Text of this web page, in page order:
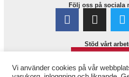
Följ oss på sociala
Stöd vårt
Vi använder cookies på vår